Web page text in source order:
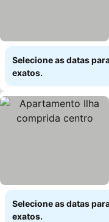
Selecione as datas
exatos.
Selecione as datas
exatos.